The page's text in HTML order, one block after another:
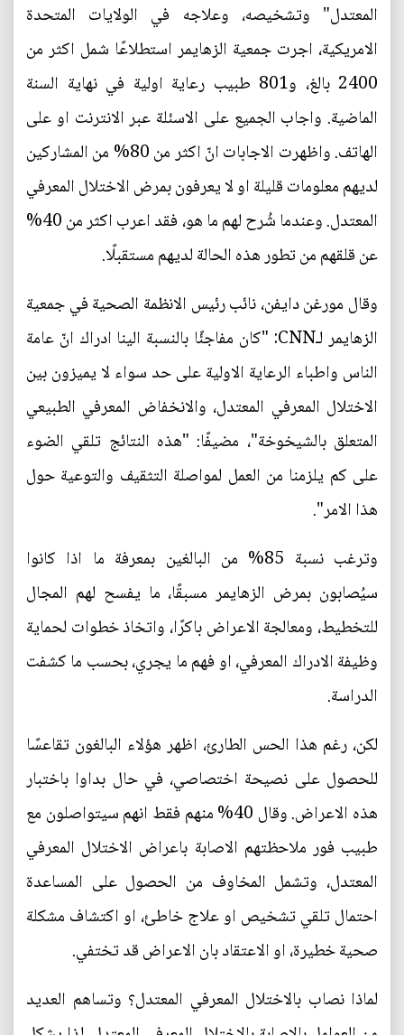
المعتدل" وتشخيصه، وعلاجه في الولايات المتحدة
الامريكية، اجرت جمعية الزهايمر استطلاعًا شمل اكثر من
2400 بالغ، و801 طبيب رعاية اولية في نهاية السنة
الماضية. واجاب الجميع على الاسئلة عبر الانترنت او على
الهاتف. واظهرت الاجابات انّ اكثر من 80% من المشاركين
لديهم معلومات قليلة او لا يعرفون بمرض الاختلال المعرفي
المعتدل. وعندما شُرح لهم ما هو، فقد اعرب اكثر من 40%
عن قلقهم من تطور هذه الحالة لديهم مستقبلًا.
وقال مورغن دايفن، نائب رئيس الانظمة الصحية في جمعية
الزهايمر لـCNN: "كان مفاجئًا بالنسبة الينا ادراك انّ عامة
الناس واطباء الرعاية الاولية على حد سواء لا يميزون بين
الاختلال المعرفي المعتدل، والانخفاض المعرفي الطبيعي
المتعلق بالشيخوخة"، مضيفًا: "هذه النتائج تلقي الضوء
على كم يلزمنا من العمل لمواصلة التثقيف والتوعية حول
هذا الامر".
وترغب نسبة 85% من البالغين بمعرفة ما اذا كانوا
سيُصابون بمرض الزهايمر مسبقًا، ما يفسح لهم المجال
للتخطيط، ومعالجة الاعراض باكرًا، واتخاذ خطوات لحماية
وظيفة الادراك المعرفي، او فهم ما يجري، بحسب ما كشفت
الدراسة.
لكن، رغم هذا الحس الطارئ، اظهر هؤلاء البالغون تقاعسًا
للحصول على نصيحة اختصاصي، في حال بداوا باختبار
هذه الاعراض. وقال 40% منهم فقط انهم سيتواصلون مع
طبيب فور ملاحظتهم الاصابة باعراض الاختلال المعرفي
المعتدل، وتشمل المخاوف من الحصول على المساعدة
احتمال تلقي تشخيص او علاج خاطئ، او اكتشاف مشكلة
صحية خطيرة، او الاعتقاد بان الاعراض قد تختفي.
لماذا نصاب بالاختلال المعرفي المعتدل؟ وتساهم العديد